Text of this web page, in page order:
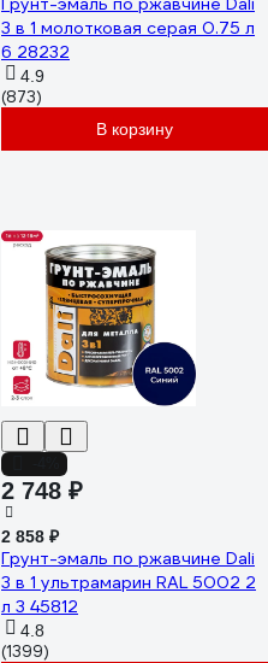
3 в 1 молотковая серая 0.75 л
6 28232
4.9
(873)
В корзину
2 748 ₽
2 858 ₽
Грунт-эмаль по ржавчине Dali
3 в 1 ультрамарин RAL 5002 2
л 3 45812
4.8
(1399)